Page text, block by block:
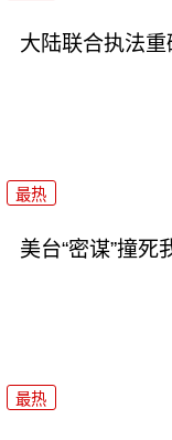
大陆联合执法
最热
美台“密谋”撞
最热